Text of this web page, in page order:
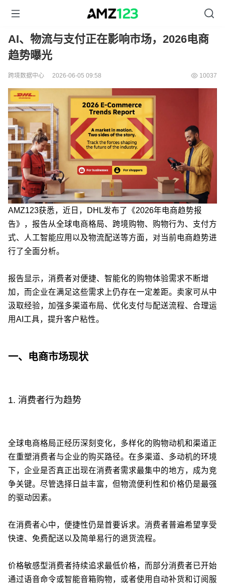
AI、物流与支付正在影响市场，2026电商
趋势曝光
跨境数据中心 2026-06-05 09:58 10037
AMZ123获悉，近日，DHL发布了《2026年电商趋势报
告》，报告从全球电商格局、跨境购物、购物行为、支付方
式、人工智能应用以及物流配送等方面，对当前电商趋势进
行了全面分析。
报告显示，消费者对便捷、智能化的购物体验需求不断增
加，而企业在满足这些需求上仍存在一定差距。卖家可从中
汲取经验，加强多渠道布局、优化支付与配送流程、合理运
用AI工具，提升客户粘性。
一、电商市场现状
1. 消费者行为趋势
全球电商格局正经历深刻变化，多样化的购物动机和渠道正
在重塑消费者与企业的购买路径。在多渠道、多动机的环境
下，企业是否真正出现在消费者需求最集中的地方，成为竞
争关键。尽管选择日益丰富，但物流便利性和价格仍是最强
的驱动因素。
在消费者心中，便捷性仍是首要诉求。消费者普遍希望享受
快速、免费配送以及简单易行的退货流程。
价格敏感型消费者持续追求最低价格，而部分消费者已开始
通过语音命令或智能音箱购物，或者使用自动补货和订阅服